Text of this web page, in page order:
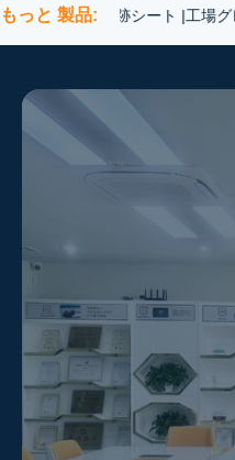
もっと 製品:
シリコン傷跡シート |工場グレ